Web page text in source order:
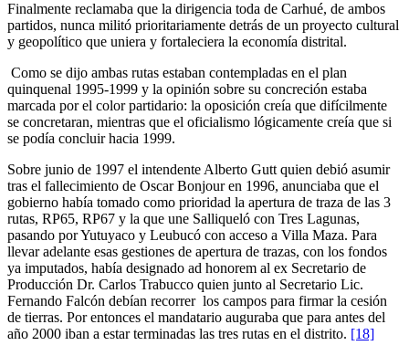
Finalmente reclamaba que la dirigencia toda de Carhué, de ambos
partidos, nunca militó prioritariamente detrás de un proyecto cultural
y geopolítico que uniera y fortaleciera la economía distrital.
Como se dijo ambas rutas estaban contempladas en el plan
quinquenal 1995-1999 y la opinión sobre su concreción estaba
marcada por el color partidario: la oposición creía que difícilmente
se concretaran, mientras que el oficialismo lógicamente creía que si
se podía concluir hacia 1999.
Sobre junio de 1997 el intendente Alberto Gutt quien debió asumir
tras el fallecimiento de Oscar Bonjour en 1996, anunciaba que el
gobierno había tomado como prioridad la apertura de traza de las 3
rutas, RP65, RP67 y la que une Salliqueló con Tres Lagunas,
pasando por Yutuyaco y Leubucó con acceso a Villa Maza. Para
llevar adelante esas gestiones de apertura de trazas, con los fondos
ya imputados, había designado ad honorem al ex Secretario de
Producción Dr. Carlos Trabucco quien junto al Secretario Lic.
Fernando Falcón debían recorrer los campos para firmar la cesión
de tierras. Por entonces el mandatario auguraba que para antes del
año 2000 iban a estar terminadas las tres rutas en el distrito. [18]